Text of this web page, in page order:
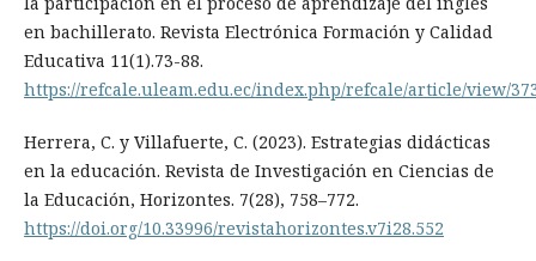
en bachillerato. Revista Electrónica Formación y Calidad
Educativa 11(1).73-88.
https://refcale.uleam.edu.ec/index.php/refcale/article/view/
Herrera, C. y Villafuerte, C. (2023). Estrategias didácticas
en la educación. Revista de Investigación en Ciencias de
la Educación, Horizontes. 7(28), 758–772.
https://doi.org/10.33996/revistahorizontes.v7i28.552